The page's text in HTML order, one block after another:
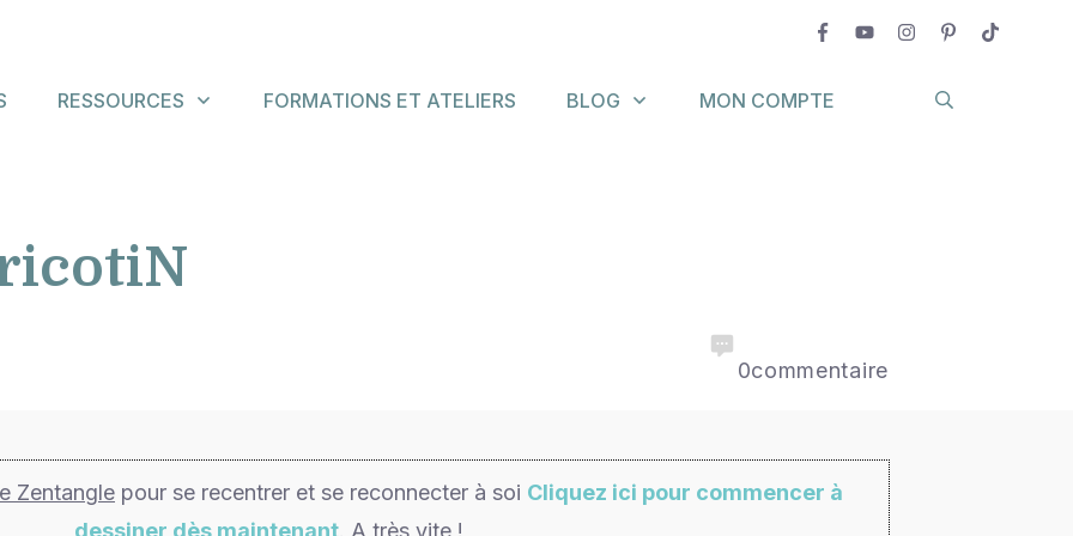
RESSOURCES FORMATIONS ET ATELIERS BLOG MON COMPTE
0commentaire
Zentangle pour se recentrer et se reconnecter à soi Cliquez ici pour commencer à